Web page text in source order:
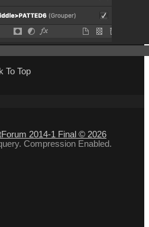
To To
2014-1 Final © 202
Compression Enabled.